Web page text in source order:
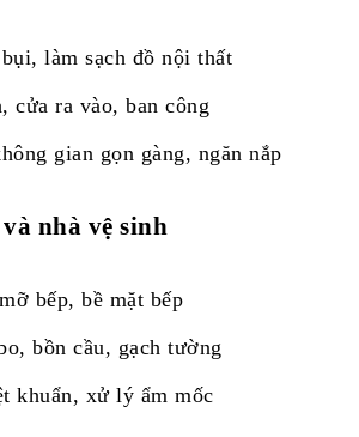
làm sạch đồ nội thất
cửa ra vào, ban công
gian gọn gàng, ngăn nắp
nhà vệ sinh
bếp, bề mặt bếp
bồn cầu, gạch tường
khuẩn, xử lý ẩm mốc